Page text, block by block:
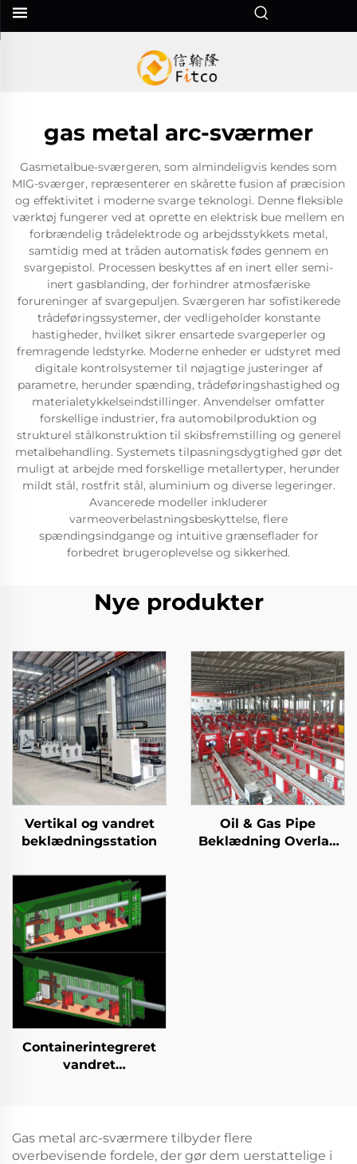
gas metal arc-sværmer
Gasmetalbue-sværgeren, som almindeligvis kendes som
MIG-sværger, repræsenterer en skårette fusion af præcision
og effektivitet i moderne svarge teknologi. Denne fleksible
værktøj fungerer ved at oprette en elektrisk bue mellem en
forbrændelig trådelektrode og arbejdsstykkets metal,
samtidig med at tråden automatisk fødes gennem en
svargepistol. Processen beskyttes af en inert eller semi-
inert gasblanding, der forhindrer atmosfæriske
forureninger af svargepuljen. Sværgeren har sofistikerede
trådeføringssystemer, der vedligeholder konstante
hastigheder, hvilket sikrer ensartede svargeperler og
fremragende ledstyrke. Moderne enheder er udstyret med
digitale kontrolsystemer til nøjagtige justeringer af
parametre, herunder spænding, trådeføringshastighed og
materialetykkelseindstillinger. Anvendelser omfatter
forskellige industrier, fra automobilproduktion og
strukturel stålkonstruktion til skibsfremstilling og generel
metalbehandling. Systemets tilpasningsdygtighed gør det
muligt at arbejde med forskellige metallertyper, herunder
mildt stål, rostfrit stål, aluminium og diverse legeringer.
Avancerede modeller inkluderer
varmeoverbelastningsbeskyttelse, flere
spændingsindgange og intuitive grænseflader for
forbedret brugeroplevelse og sikkerhed.
Nye produkter
Vertikal og vandret
beklædningsstation
Oil & Gas Pipe
Beklædning Overlay
Containerintegreret
vandret
Gas metal arc-sværmere tilbyder flere
overbevisende fordele, der gør dem uerstattelige i